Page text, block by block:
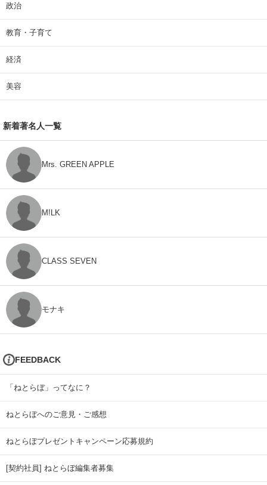
政治
教育・子育て
経済
美容
新着著名人一覧
Mrs. GREEN APPLE
M!LK
CLASS SEVEN
モナキ
FEEDBACK
「ねとらぼ」ってなに？
ねとらぼへのご意見・ご感想
ねとらぼプレゼントキャンペーン応募規約
[契約社員] ねとらぼ編集者募集